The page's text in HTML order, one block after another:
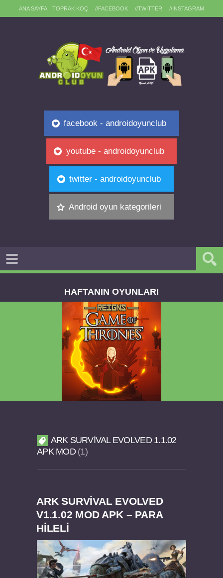
ANA SAYFA TOPRAK KOÇ //FACEBOOK //TWITTER //INSTAGRAM
facebook - androidoyunclub
youtube - androidoyunclub
twitter - androidoyunclub
Android oyun kategorileri
HAFTANIN OYUNLARI
Dream Road Multiplayer v1.4.2 PARA HİLELİ
Felix the Reaper v1.25 FULL APK
ARK SURVIVAL EVOLVED 1.1.02
APK MOD 1
ARK SURVIVAL EVOLVED
V1.1.02 MOD APK – PARA
HİLELİ